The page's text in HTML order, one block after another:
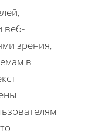
веб-
зрения,
в